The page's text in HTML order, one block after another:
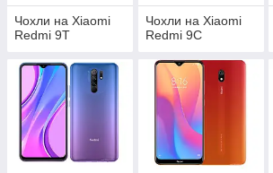
Чохли на Xiaomi
Redmi 9T
Чохли на Xiaomi
Redmi 9C